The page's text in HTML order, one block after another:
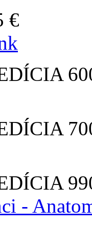
€
-